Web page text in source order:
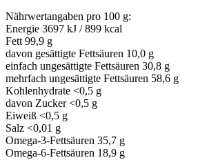
Nährwertangaben pro 100 g:
Energie 3697 kJ / 899 kcal
Fett 99,9 g
davon gesättigte Fettsäuren 10,0 g
einfach ungesättigte Fettsäuren 30,8 g
mehrfach ungesättigte Fettsäuren 58,6 g
Kohlenhydrate <0,5 g
davon Zucker <0,5 g
Eiweiß <0,5 g
Salz <0,01 g
Omega-3-Fettsäuren 35,7 g
Omega-6-Fettsäuren 18,9 g